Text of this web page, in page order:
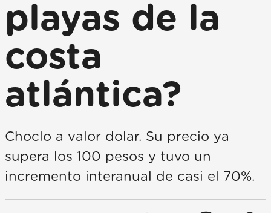
playas de la
costa
atlántica?
Choclo a valor dolar. Su precio ya
supera los 100 pesos y tuvo un
incremento interanual de casi el 70%.